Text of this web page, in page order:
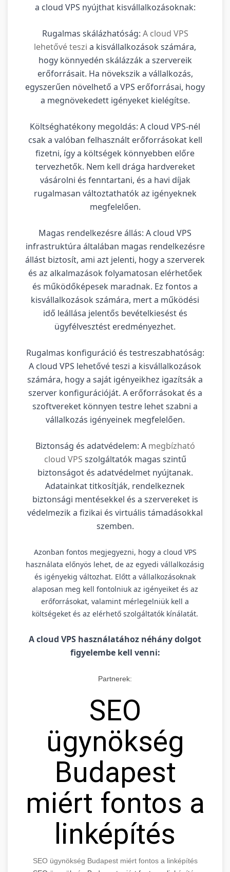
a cloud VPS nyújthat kisvállalkozásoknak:
Rugalmas skálázhatóság: A cloud VPS
lehetővé teszi a kisvállalkozások számára,
hogy könnyedén skálázzák a szervereik
erőforrásait. Ha növekszik a vállalkozás,
egyszerűen növelhető a VPS erőforrásai, hogy
a megnövekedett igényeket kielégítse.
Költséghatékony megoldás: A cloud VPS-nél
csak a valóban felhasznált erőforrásokat kell
fizetni, így a költségek könnyebben előre
tervezhetők. Nem kell drága hardvereket
vásárolni és fenntartani, és a havi díjak
rugalmasan változtathatók az igényeknek
megfelelően.
Magas rendelkezésre állás: A cloud VPS
infrastruktúra általában magas rendelkezésre
állást biztosít, ami azt jelenti, hogy a szerverek
és az alkalmazások folyamatosan elérhetőek
és működőképesek maradnak. Ez fontos a
kisvállalkozások számára, mert a működési
idő leállása jelentős bevételkiesést és
ügyfélvesztést eredményezhet.
Rugalmas konfiguráció és testreszabhatóság:
A cloud VPS lehetővé teszi a kisvállalkozások
számára, hogy a saját igényeikhez igazítsák a
szerver konfigurációját. A erőforrásokat és a
szoftvereket könnyen testre lehet szabni a
vállalkozás igényeinek megfelelően.
Biztonság és adatvédelem: A megbízható
cloud VPS szolgáltatók magas szintű
biztonságot és adatvédelmet nyújtanak.
Adatainkat titkosítják, rendelkeznek
biztonsági mentésekkel és a szervereket is
védelmezik a fizikai és virtuális támadásokkal
szemben.
Azonban fontos megjegyezni, hogy a cloud VPS
használata előnyös lehet, de az egyedi vállalkozásig
és igényekig változhat. Előtt a vállalkozásoknak
alaposan meg kell fontolniuk az igényeiket és az
erőforrásokat, valamint mérlegelniük kell a
költségeket és az elérhető szolgáltatók kínálatát.
A cloud VPS használatához néhány dolgot
figyelembe kell venni:
Partnerek:
SEO
ügynökség
Budapest
miért fontos a
linképítés
SEO ügynökség Budapest miért fontos a linképítés